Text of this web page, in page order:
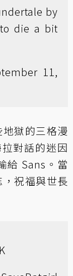
by
die a bit
11,
獄的三格漫
對話的迷因
給 Sans。當
祝福與世長